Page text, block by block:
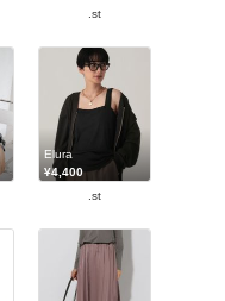
.st
Elura
¥4,400
.st